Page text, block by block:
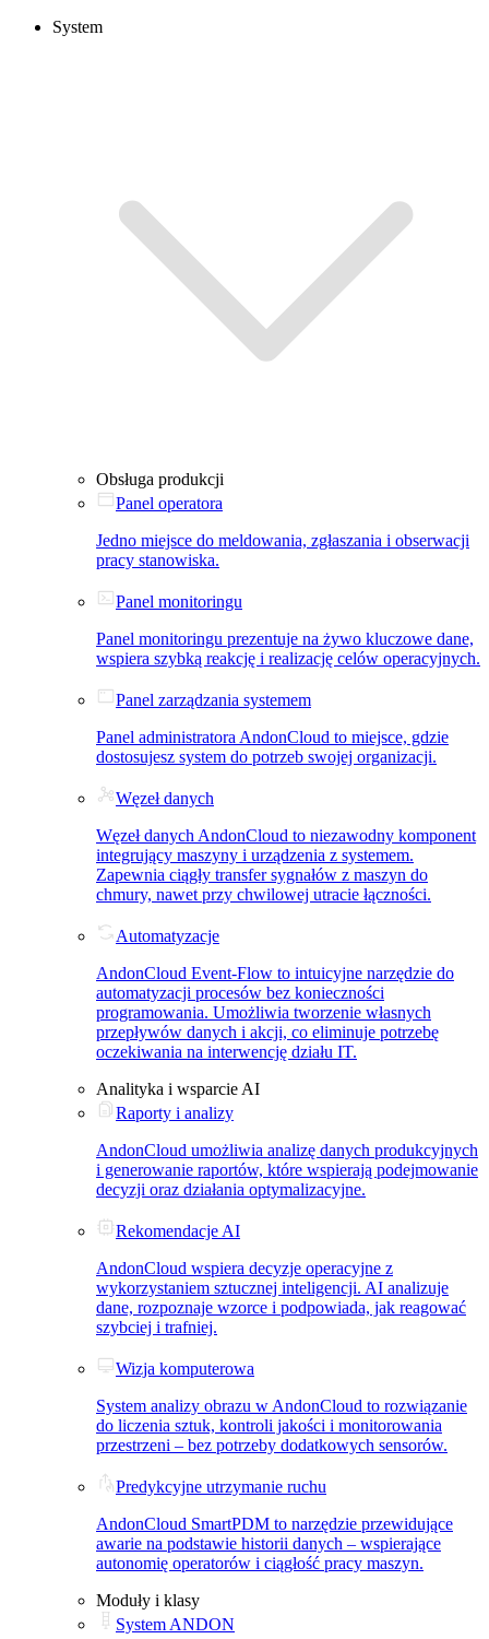
System
Obsługa produkcji
Panel operatora
Jedno miejsce do meldowania, zgłaszania i obserwacji
pracy stanowiska.
Panel monitoringu
Panel monitoringu prezentuje na żywo kluczowe dane,
wspiera szybką reakcję i realizację celów operacyjnych.
Panel zarządzania systemem
Panel administratora AndonCloud to miejsce, gdzie
dostosujesz system do potrzeb swojej organizacji.
Węzeł danych
Węzeł danych AndonCloud to niezawodny komponent
integrujący maszyny i urządzenia z systemem.
Zapewnia ciągły transfer sygnałów z maszyn do
chmury, nawet przy chwilowej utracie łączności.
Automatyzacje
AndonCloud Event-Flow to intuicyjne narzędzie do
automatyzacji procesów bez konieczności
programowania. Umożliwia tworzenie własnych
przepływów danych i akcji, co eliminuje potrzebę
oczekiwania na interwencję działu IT.
Analityka i wsparcie AI
Raporty i analizy
AndonCloud umożliwia analizę danych produkcyjnych
i generowanie raportów, które wspierają podejmowanie
decyzji oraz działania optymalizacyjne.
Rekomendacje AI
AndonCloud wspiera decyzje operacyjne z
wykorzystaniem sztucznej inteligencji. AI analizuje
dane, rozpoznaje wzorce i podpowiada, jak reagować
szybciej i trafniej.
Wizja komputerowa
System analizy obrazu w AndonCloud to rozwiązanie
do liczenia sztuk, kontroli jakości i monitorowania
przestrzeni – bez potrzeby dodatkowych sensorów.
Predykcyjne utrzymanie ruchu
AndonCloud SmartPDM to narzędzie przewidujące
awarie na podstawie historii danych – wspierające
autonomię operatorów i ciągłość pracy maszyn.
Moduły i klasy
System ANDON